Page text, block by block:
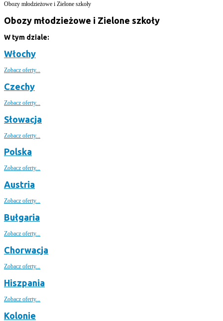
Obozy młodzieżowe i Zielone szkoły
Obozy młodzieżowe i Zielone szkoły
W tym dziale:
Włochy
Zobacz oferty...
Czechy
Zobacz oferty...
Słowacja
Zobacz oferty...
Polska
Zobacz oferty...
Austria
Zobacz oferty...
Bułgaria
Zobacz oferty...
Chorwacja
Zobacz oferty...
Hiszpania
Zobacz oferty...
Kolonie